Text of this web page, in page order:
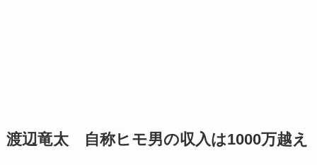
渡辺竜太 自称ヒモ男の収入は1000万越え